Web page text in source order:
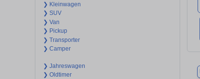
❯ Kleinwagen
❯ SUV
❯ Van
❯ Pickup
❯ Transporter
❯ Camper
❯ Jahreswagen
❯ Oldtimer